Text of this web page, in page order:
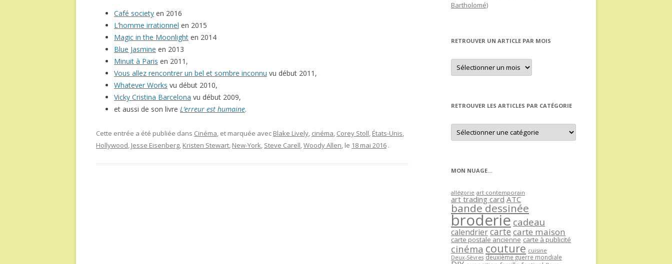
Café society en 2016
L’homme irrationnel en 2015
Magic in the Moonlight en 2014
Blue Jasmine en 2013
Minuit à Paris en 2011,
Vous allez rencontrer un bel et sombre inconnu vu début 2011,
Whatever Works vu début 2010,
Vicky Cristina Barcelona vu début 2009,
et aussi de son livre L’erreur est humaine.
Cette entrée a été publiée dans Cinéma, et marquée avec Blake Lively, cinéma, Corey Stoll, États-Unis,
Hollywood, Jesse Eisenberg, Kristen Stewart, New-York, Steve Carell,Woody Allen, le 18 mai 2016 .
Bartholomé)
RETROUVER UN ARTICLE PAR MOIS
Retrouver
un
article
RETROUVER LES ARTICLES PAR CATÉGORIE
Retrouver
les
articles
MON NUAGE…
allégorie art contemporain
art trading card ATC
bande dessinée
broderie cadeau
calendriercartecarte maison
carte postale ancienne carte à publicité
cinéma couture cuisine
Deux-Sèvres deuxième guerre mondiale